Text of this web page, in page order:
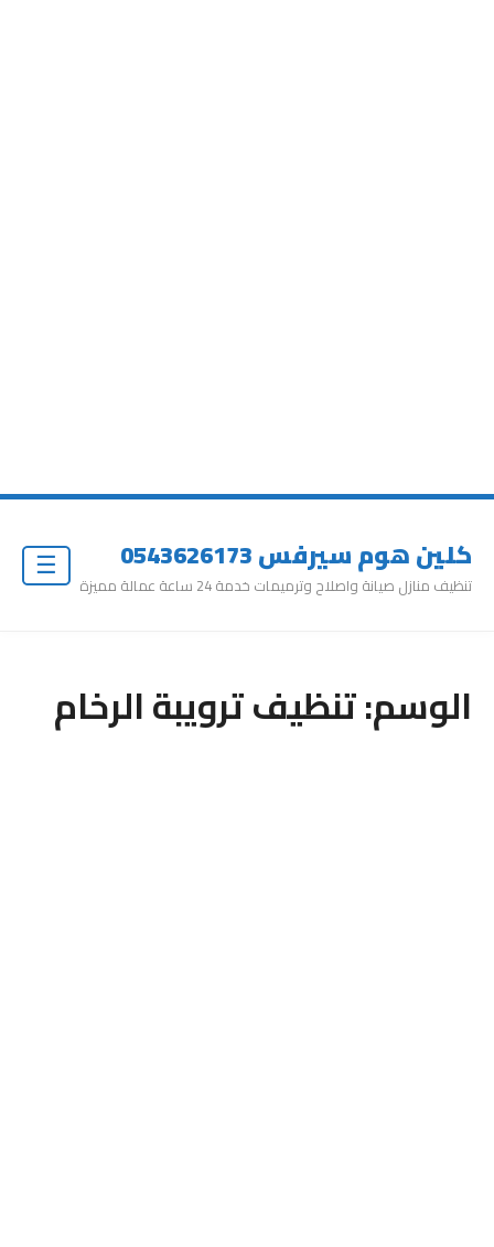
كلين هوم سيرفس 0543626173
تنظيف منازل صيانة واصلاح وترميمات خدمة 24 ساعة عمالة مميزة
الوسم:تنظيف ترويبة الرخام